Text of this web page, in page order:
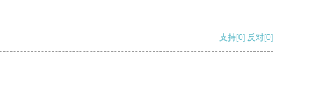
支持[0] 反对[0]